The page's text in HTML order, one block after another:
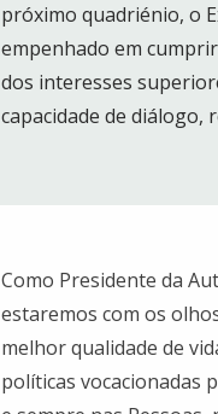
próximo quadriénio, o
empenhado em
dos interesses
capacidade de diálogo,
Como Presidente da
estaremos com os
melhor qualidade de
políticas vocacionadas